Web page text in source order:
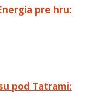
pre hru:
pod Tatrami: